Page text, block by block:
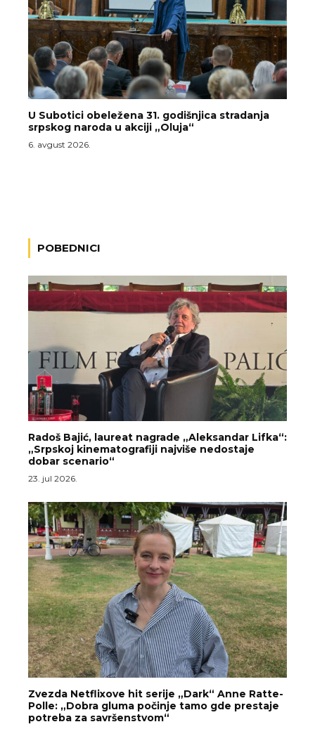
U Subotici obeležena 31. godišnjica stradanja
srpskog naroda u akciji „Oluja“
6. avgust 2026.
POBEDNICI
Radoš Bajić, laureat nagrade „Aleksandar Lifka“:
„Srpskoj kinematografiji najviše nedostaje
dobar scenario“
23. jul 2026.
Zvezda Netflixove hit serije „Dark“ Anne Ratte-
Polle: „Dobra gluma počinje tamo gde prestaje
potreba za savršenstvom“